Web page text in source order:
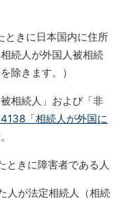
ときに日本国内に住所
続人が外国人被相続
除きます。）
相続人」および「非
「相続人が外国に
ときに障害者である人
人が法定相続人（相続